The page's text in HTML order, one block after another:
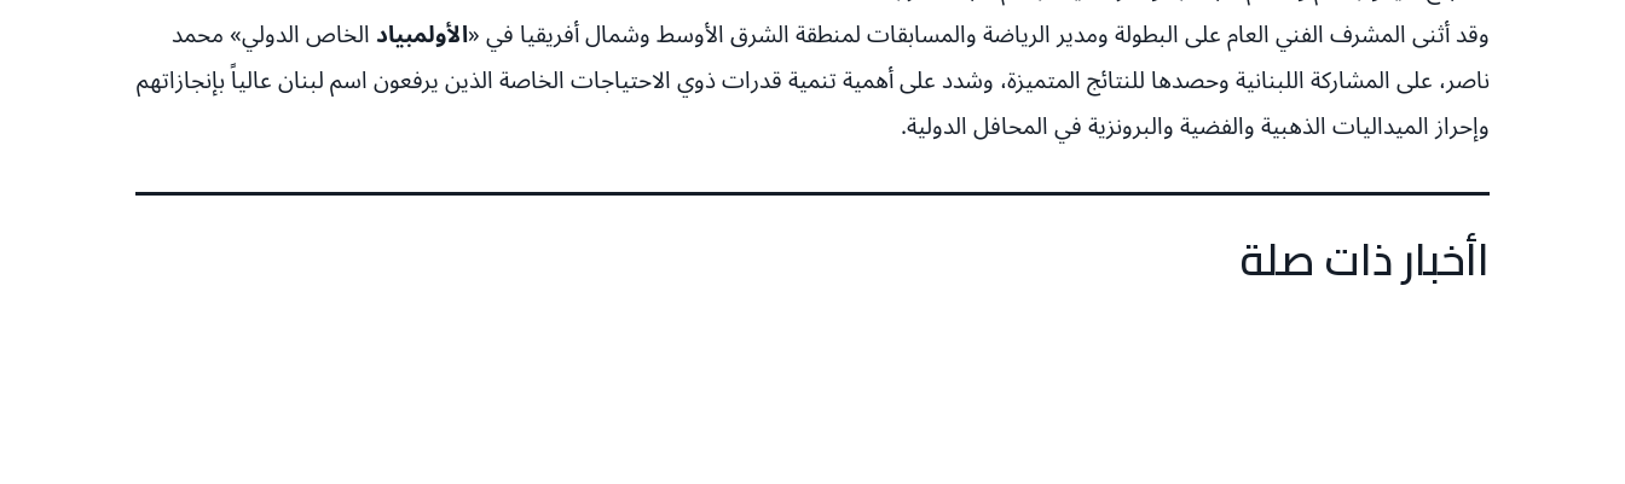
وقد أثنى المشرف الفني العام على البطولة ومدير الرياضة والمسابقات لمنطقة الشرق الأوسط وشمال أفريقيا في «الأولمبيادالخاص الدولي» محمد
ناصر، على المشاركة اللبنانية وحصدها للنتائج المتميزة، وشدد على أهمية تنمية قدرات ذوي الاحتياجات الخاصة الذين يرفعون اسم لبنان عالياً بإنجازاتهم
وإحراز الميداليات الذهبية والفضية والبرونزية في المحافل الدولية.
اأخبار ذات صلة